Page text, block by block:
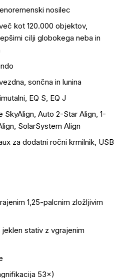
nosilec
kot 120.000 objektov,
cilji globokega neba in
sončna in lunina
EQ S, EQ J
SkyAlign, Auto 2-Star Align, 1-
SolarSystem Align
za dodatni ročni krmilnik, USB
1,25-palcnim zložljivim
stativ z vgrajenim
53×)